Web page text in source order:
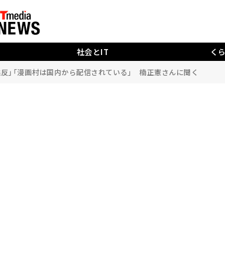
社会とIT く
」「漫画村は国内から配信されている」 楠正憲さんに聞く